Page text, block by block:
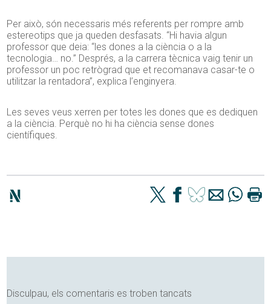
Per això, són necessaris més referents per rompre amb
estereotips que ja queden desfasats. “Hi havia algun
professor que deia: “les dones a la ciència o a la
tecnologia… no.” Després, a la carrera tècnica vaig tenir un
professor un poc retrògrad que et recomanava casar-te o
utilitzar la rentadora”, explica l’enginyera.
Les seves veus xerren per totes les dones que es dediquen
a la ciència. Perquè no hi ha ciència sense dones
científiques.
Disculpau, els comentaris es troben tancats